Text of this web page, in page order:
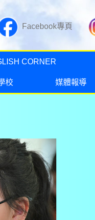
Facebook專頁
CORNER
校 媒體報導